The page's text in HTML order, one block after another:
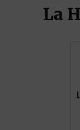
La